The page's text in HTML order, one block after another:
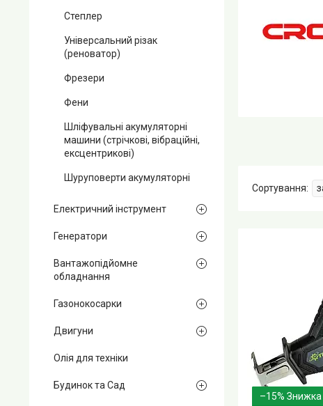
–15%
Степлер
Універсальний різак
(реноватор)
Фрезери
Фени
Шліфувальні акумуляторні
машини (стрічкові, вібраційні,
ексцентрикові)
Шуруповерти акумуляторні
Електричний інструмент
Генератори
Вантажопідйомне
обладнання
Газонокосарки
Двигуни
Олія для техніки
Будинок та Сад